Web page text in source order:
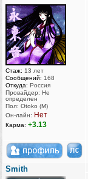
Стаж: 13 лет
Сообщений: 168
Откуда: Россия
Провайдер: Не
определен
Пол: Otoko (M)
Он-лайн: Нет
Карма: +3.13
Smith